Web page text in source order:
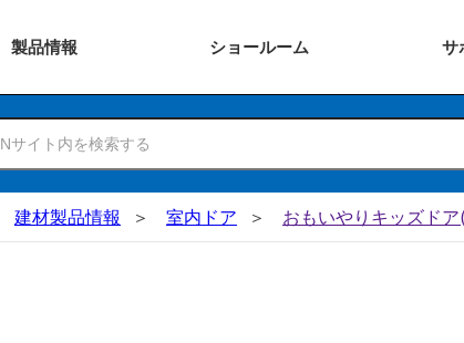
製品情報 ショールーム サ
建材製品情報 室内ドア おもいやりキッズド